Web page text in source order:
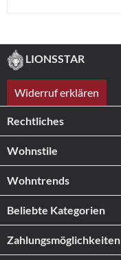
LIONSSTAR
Widerruf erklären
Rechtliches
Wohnstile
Wohntrends
Beliebte Kategorien
Zahlungs­möglichkeiten